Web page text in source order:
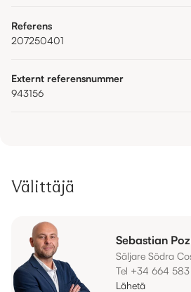
Referens
207250401
Externt referensnummer
943156
Välittäjä
Sebastian
Säljare Södra
Tel +34 664
Lähetä